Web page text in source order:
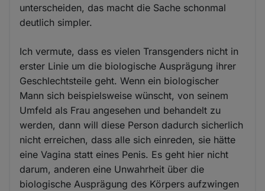
unterscheiden, das macht die Sache schonmal
deutlich simpler.
Ich vermute, dass es vielen Transgenders nicht in
erster Linie um die biologische Ausprägung ihrer
Geschlechtsteile geht. Wenn ein biologischer
Mann sich beispielsweise wünscht, von seinem
Umfeld als Frau angesehen und behandelt zu
werden, dann will diese Person dadurch sicherlich
nicht erreichen, dass alle sich einreden, sie hätte
eine Vagina statt eines Penis. Es geht hier nicht
darum, anderen eine Unwahrheit über die
biologische Ausprägung des Körpers aufzwingen